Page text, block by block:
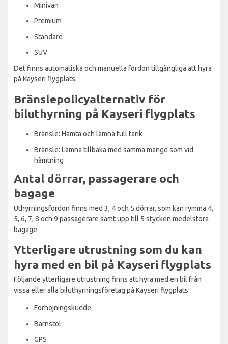
Minivan
Premium
Standard
SUV
Det finns automatiska och manuella fordon tillgängliga att hyra
på Kayseri flygplats.
Bränslepolicyalternativ för
biluthyrning på Kayseri flygplats
Bränsle: Hämta och lämna full tank
Bränsle: Lämna tillbaka med samma mängd som vid
hämtning
Antal dörrar, passagerare och
bagage
Uthyrningsfordon finns med 3, 4 och 5 dörrar, som kan rymma 4,
5, 6, 7, 8 och 9 passagerare samt upp till 5 stycken medelstora
bagage.
Ytterligare utrustning som du kan
hyra med en bil på Kayseri flygplats
Följande ytterligare utrustning finns att hyra med en bil från
vissa eller alla biluthyrningsföretag på Kayseri flygplats:
Förhöjningskudde
Barnstol
GPS